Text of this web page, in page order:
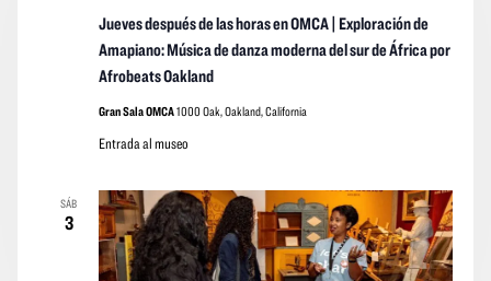
Jueves después de las horas en OMCA | Exploración de
Amapiano: Música de danza moderna del sur de África por
Afrobeats Oakland
Gran Sala OMCA1000 Oak, Oakland, California
Entrada al museo
SÁB
3